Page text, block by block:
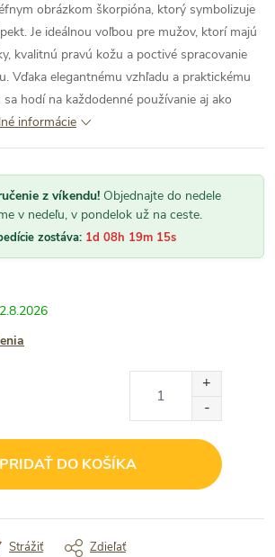
obrázkom škorpióna, ktorý symbolizuje
Je ideálnou voľbou pre mužov, ktorí majú
kvalitnú pravú kožu a poctivé spracovanie
Vďaka elegantnému vzhľadu a praktickému
hodí na každodenné používanie aj ako
informácie
z víkendu! Objednajte do nedele
v nedeľu, v pondelok už na ceste.
zostáva: 1d 08h 19m 15s
PRIDAŤ DO KOŠÍKA
Strážiť Zdieľať